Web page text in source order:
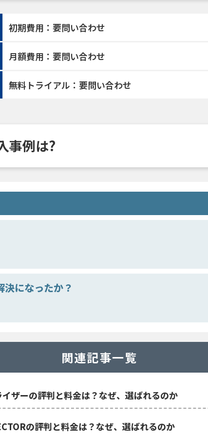
初期費用：要問い合わせ
月額費用：要問い合わせ
無料トライアル：要問い合わせ
事例は?
になったか？
関連記事一覧
ザーの評判と料金は？なぜ、選ばれるのか
の評判と料金は？なぜ、選ばれるのか